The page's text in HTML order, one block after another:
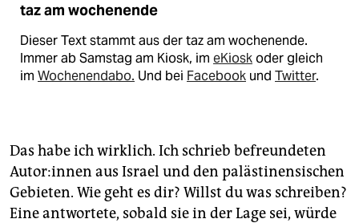
taz am wochenende
Dieser Text stammt aus der taz am wochenende.
Immer ab Samstag am Kiosk, im eKioskoder gleich
im Wochenendabo. Und bei Facebook und Twitter.
Das habe ich wirklich. Ich schrieb befreundeten
Au­to­r:in­nen aus Israel und den palästinensischen
Gebieten. Wie geht es dir? Willst du was schrei­ben?
Eine antwortete, sobald sie in der Lage sei, würde